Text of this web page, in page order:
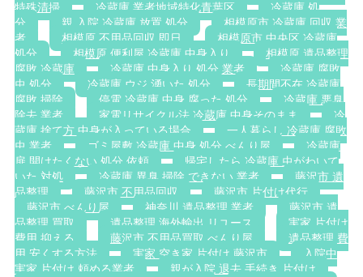
特殊清掃
冷蔵庫 業者地域特化青葉区
冷蔵庫 処
分
親 入院 冷蔵庫 放置 処分
相模原市 冷蔵庫 回収 業
者
相模原 不用品回収 即日
相模原市 中央区 冷蔵庫
処分
相模原 便利屋 冷蔵庫 中身入り
相模原 遺品整理
腐敗 冷蔵庫
冷蔵庫 中身入り 処分 業者
冷蔵庫 腐敗
虫 処分
冷蔵庫 ウジ 湧いた 処分
長期間不在 冷蔵庫
腐敗 掃除
停電 冷蔵庫 中身 腐った 処分
冷蔵庫 悪臭
除去 業者
家電リサイクル法 冷蔵庫 中身そのまま
冷
蔵庫 捨て方 中身が入っている場合
一人暮らし 冷蔵庫 腐敗
虫 業者
ゴミ屋敷 冷蔵庫 中身 処分 べんり屋
冷蔵庫
扉 開けたくない 処分 依頼
帰宅したら 冷蔵庫 虫がわいて
いた 対処
冷蔵庫 異臭 掃除 できない 業者
藤沢市 遺
品整理
藤沢市 不用品回収
藤沢市 片付け代行
藤沢市 べんり屋
神奈川 遺品整理 業者
藤沢市 遺
品整理 買取
遺品整理 海外輸出 リユース
実家 片付け
費用 抑える
藤沢市 不用品買取 べんり屋
遺品整理 費
用 安くする方法
実家 空き家 片付け 藤沢市
入院中
実家 片付け 頼める業者
親が入院 退去 手続き 片付け